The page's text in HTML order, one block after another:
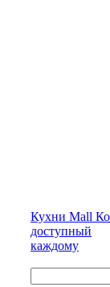
Кухни Mall
доступный
каждому